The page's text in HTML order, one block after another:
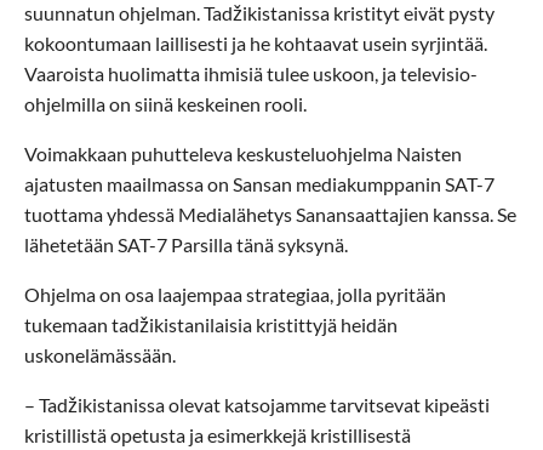
suunnatun ohjelman. Tadžikistanissa kristityt eivät pysty
kokoontumaan laillisesti ja he kohtaavat usein syrjintää.
Vaaroista huolimatta ihmisiä tulee uskoon, ja televisio-
ohjelmilla on siinä keskeinen rooli.
Voimakkaan puhutteleva keskusteluohjelma Naisten
ajatusten maailmassa on Sansan mediakumppanin SAT-7
tuottama yhdessä Medialähetys Sanansaattajien kanssa. Se
lähetetään SAT-7 Parsilla tänä syksynä.
Ohjelma on osa laajempaa strategiaa, jolla pyritään
tukemaan tadžikistanilaisia kristittyjä heidän
uskonelämässään.
– Tadžikistanissa olevat katsojamme tarvitsevat kipeästi
kristillistä opetusta ja esimerkkejä kristillisestä